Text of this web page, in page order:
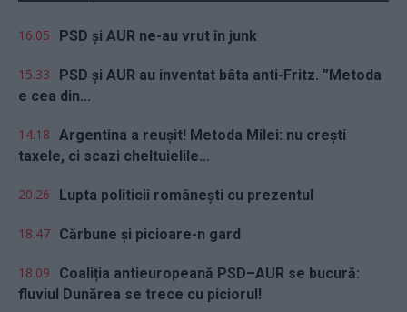
16.05 PSD și AUR ne-au vrut în junk
15.33
PSD și AUR au inventat bâta anti-Fritz. ”Metoda
e cea din...
14.18 Argentina a reușit! Metoda Milei: nu crești
taxele, ci scazi cheltuielile...
20.26 Lupta politicii românești cu prezentul
18.47 Cărbune și picioare-n gard
18.09
Coaliția antieuropeană PSD–AUR se bucură:
fluviul Dunărea se trece cu piciorul!